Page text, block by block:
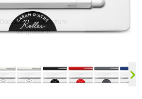
Doppelt antippen zum
vergrößern